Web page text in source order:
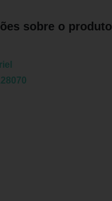
sobre o produto